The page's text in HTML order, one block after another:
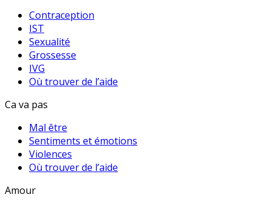
Contraception
IST
Sexualité
Grossesse
IVG
Où trouver de l’aide
Ca va pas
Mal être
Sentiments et émotions
Violences
Où trouver de l’aide
Amour